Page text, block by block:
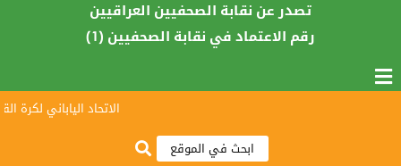
تصدر عن نقابة الصحفيين العراقيين
رقم الاعتماد في نقابة الصحفيين (1)
الاتحاد الياباني لكرة